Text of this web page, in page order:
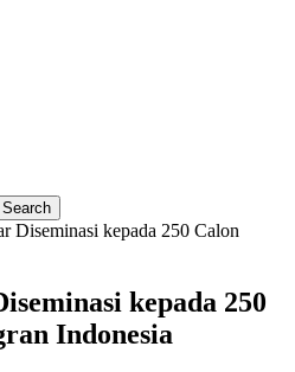
Diseminasi kepada 250 Calon
kepada 250
Indonesia